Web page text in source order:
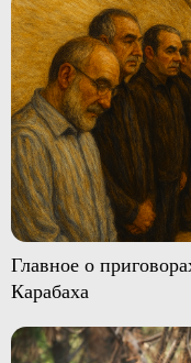
Главное о
Карабаха